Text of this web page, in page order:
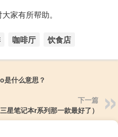
家有所帮助。
咖啡厅 饮食店
什么意思？
下一篇
星笔记本r系列那一款最好了）